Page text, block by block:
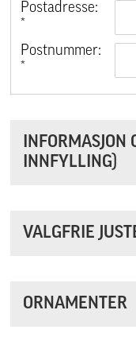
Postadresse:
Postnummer:
INFORMASJON
INNFYLLING)
VALGFRIE
ORNAMENTER